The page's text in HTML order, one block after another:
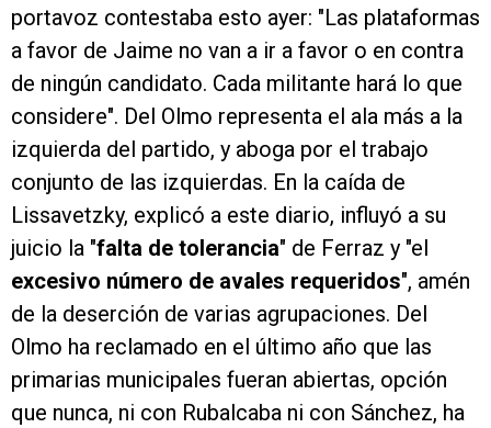
portavoz contestaba esto ayer: "Las plataformas
a favor de Jaime no van a ir a favor o en contra
de ningún candidato. Cada militante hará lo que
considere". Del Olmo representa el ala más a la
izquierda del partido, y aboga por el trabajo
conjunto de las izquierdas. En la caída de
Lissavetzky, explicó a este diario, influyó a su
juicio la "falta de tolerancia" de Ferraz y "el
excesivo número de avales requeridos", amén
de la deserción de varias agrupaciones. Del
Olmo ha reclamado en el último año que las
primarias municipales fueran abiertas, opción
que nunca, ni con Rubalcaba ni con Sánchez, ha